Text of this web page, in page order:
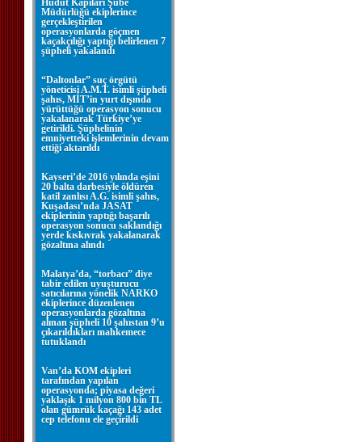
Hudut Kapıları Şube
Müdürlüğü ekiplerince
gerçekleştirilen
operasyonlarda göçmen
kaçakçılığı yaptığı belirlenen 7
şüpheli yakalandı
“Daltonlar” suç örgütü
yöneticisi A.M.T. isimli şüpheli
şahıs, MİT’in yurt dışında
yürüttüğü operasyon sonucu
yakalanarak Türkiye’ye
getirildi. Şüphelinin
emniyetteki işlemlerinin devam
ettiği aktarıldı
Kayseri’de 2016 yılında eşini
20 balta darbesiyle öldüren
katil zanlısı A.G. isimli şahıs,
Kuşadası’nda JASAT
ekiplerinin yaptığı başarılı
operasyon sonucu saklandığı
yerde kıskıvrak yakalanarak
gözaltına alındı
Malatya’da, “torbacı” diye
tabir edilen uyuşturucu
satıcılarına yönelik NARKO
ekiplerince düzenlenen
operasyonlarda gözaltına
alınan şüpheli 10 şahıstan 9’u
çıkarıldıkları mahkemece
tutuklandı
Van’da KOM ekipleri
tarafından yapılan
operasyonda; piyasa değeri
yaklaşık 1 milyon 800 bin TL
olan gümrük kaçağı 143 adet
cep telefonu ele geçirildi